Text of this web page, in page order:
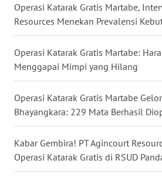
Operasi Katarak Gratis Martabe,
Resources Menekan Prevalensi
Operasi Katarak Gratis Martabe:
Menggapai Mimpi yang Hilang
Operasi Katarak Gratis Martabe
Bhayangkara: 229 Mata Berhasil
Kabar Gembira! PT Agincourt
Operasi Katarak Gratis di RSUD
WN
MALUKU
WN
MALUT
WN
DAIRI
WN
DANAU